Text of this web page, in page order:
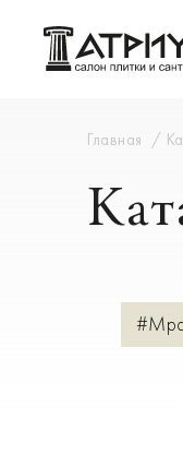
Главная